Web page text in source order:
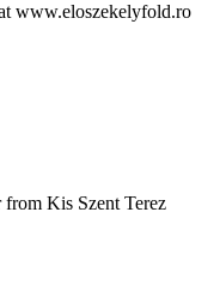
www.eloszekelyfold.ro
Kis Szent Terez